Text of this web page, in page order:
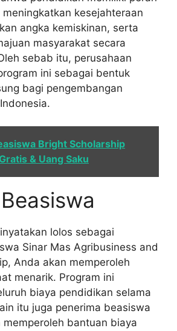
kesejahteraan
angka kemiskinan, serta
masyarakat secara
sebab itu, perusahaan
ini sebagai bentuk
bagi pengembangan
Bright Scholarship
& Uang Saku
lolos sebagai
Sinar Mas Agribusiness and
Anda akan memperoleh
menarik. Program ini
biaya pendidikan selama
itu juga penerima beasiswa
bantuan biaya